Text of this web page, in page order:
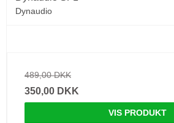
Dynaudio
489,00 DKK
350,00 DKK
VIS PRODUKT